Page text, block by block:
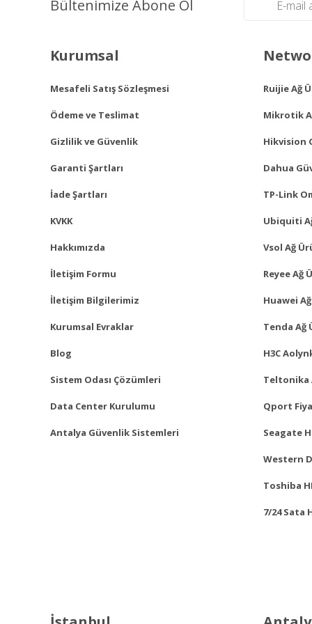
Bültenimize Abone Ol
Kurumsal
Mesafeli Satış Sözleşmesi
Ödeme ve Teslimat
Gizlilik ve Güvenlik
Garanti Şartları
İade Şartları
KVKK
Hakkımızda
İletişim Formu
İletişim Bilgilerimiz
Kurumsal Evraklar
Blog
Sistem Odası Çözümleri
Data Center Kurulumu
Antalya Güvenlik Sistemleri
Ruijie Ağ
Mikrotik
Hikvision
Dahua
TP-Link
Ubiquiti
Vsol Ağ
Reyee Ağ
Huawei
Tenda Ağ
H3C
Teltonika
Qport
Seagate
Western
Toshiba
7/24 Sata